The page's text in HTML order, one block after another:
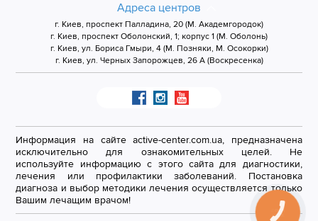
Адреса центров
г. Киев, проспект Палладина, 20 (М. Академгородок)
г. Киев, проспект Оболонский, 1; корпус 1 (М. Оболонь)
г. Киев, ул. Бориса Гмыри, 4 (М. Позняки, М. Осокорки)
г. Киев, ул. Черных Запорожцев, 26 А (Воскресенка)
Информация на сайте active-center.com.ua, предназначена
исключительно для ознакомительных целей. Не
используйте информацию с этого сайта для диагностики,
лечения или профилактики заболеваний. Постановка
диагноза и выбор методики лечения осуществляется только
Вашим лечащим врачом!